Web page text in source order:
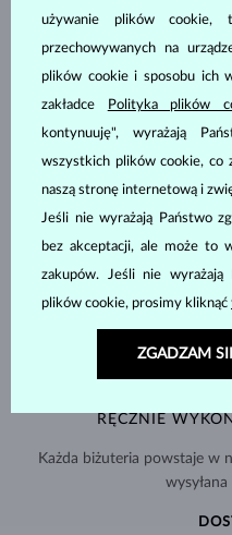
RĘCZNIE
Każda biżuteria powstaje w
używanie plików cookie,
przechowywanych na
plików cookie i sposobu ich
zakładce
Polityka plików
kontynuuję", wyrażają
wszystkich plików cookie, co
naszą stronę internetową i
Jeśli nie wyrażają Państwo
bez akceptacji, ale może to
zakupów. Jeśli nie
plików cookie, prosimy kliknąć
ZGADZAM